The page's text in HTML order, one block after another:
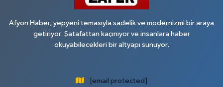
Afyon Haber, yepyeni temasıyla sadelik ve modernizmi bir araya
getiriyor. Şatafattan kaçınıyor ve insanlara haber
okuyabilecekleri bir altyapı sunuyor.
[email protected]